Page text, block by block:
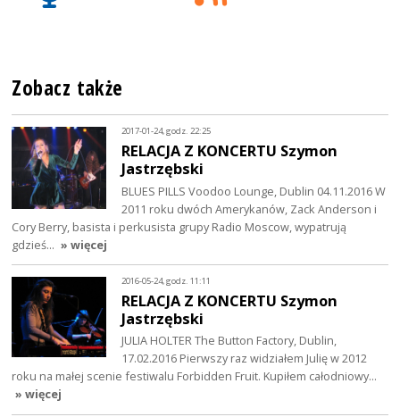
Zobacz także
2017-01-24, godz. 22:25
RELACJA Z KONCERTU Szymon
Jastrzębski
BLUES PILLS Voodoo Lounge, Dublin 04.11.2016 W
2011 roku dwóch Amerykanów, Zack Anderson i
Cory Berry, basista i perkusista grupy Radio Moscow, wypatrują
gdzieś… » więcej
2016-05-24, godz. 11:11
RELACJA Z KONCERTU Szymon
Jastrzębski
JULIA HOLTER The Button Factory, Dublin,
17.02.2016 Pierwszy raz widziałem Julię w 2012
roku na małej scenie festiwalu Forbidden Fruit. Kupiłem całodniowy…
» więcej